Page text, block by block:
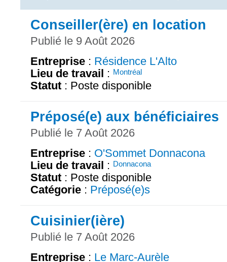
Conseiller(ère) en location
Publié le 9 Août 2026
Entreprise : Résidence L'Alto
Lieu de travail : Montréal
Statut : Poste disponible
Préposé(e) aux bénéficiaires
Publié le 7 Août 2026
Entreprise : O'Sommet Donnacona
Lieu de travail : Donnacona
Statut : Poste disponible
Catégorie : Préposé(e)s
Cuisinier(ière)
Publié le 7 Août 2026
Entreprise : Le Marc-Aurèle